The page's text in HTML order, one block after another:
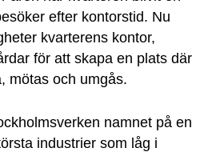
efter kontorstid. Nu
kvarterens kontor,
för att skapa en plats där
mötas och umgås.
namnet på en
industrier som låg i